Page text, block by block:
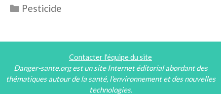
Catégories
Pesticide
Contacter l'équipe du site
Danger-sante.org est un site Internet éditorial abordant des
thématiques autour de la santé, l'environnement et des nouvelles
technologies.